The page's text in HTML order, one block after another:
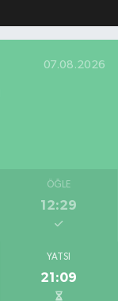
07.08.2026
ÖĞLE
12:29
YATSI
21:09